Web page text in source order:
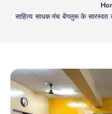
साहित्य साधक मंच बेंगलुरू के सारस्वत